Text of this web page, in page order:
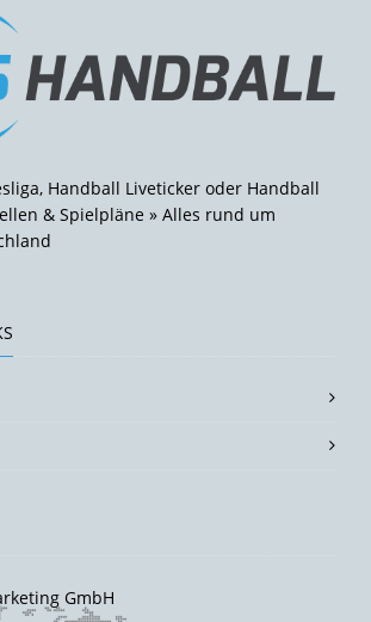
Handball Liveticker oder Handball
& Spielpläne » Alles rund um
GmbH